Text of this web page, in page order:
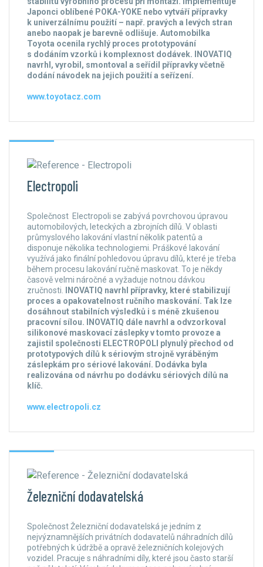
Japonci oblíbené POKA-YOKE nebo vytváří přípravky
k univerzálnímu použití – např. pravých a levých stran
anebo naopak je barevně odlišuje. Automobilka
Toyota ocenila rychlý proces prototypování
s dodáním vzorků i komplexnost dodávek. INOVATIQ
navrhl, vyrobil, smontoval a seřídil přípravky včetně
dodání návodek na jejich použití a seřízení.
www.toyotacz.com
Electropoli
Společnost Electropoli se zabývá povrchovou úpravou
automobilových, leteckých a zbrojních dílů. V oblasti
průmyslového lakování vlastní několik patentů a
disponuje několika technologiemi. Práškové lakování
využívá jako finální pohledovou úpravu dílů, které je třeba
během procesu lakování ručně maskovat. To je někdy
časově velmi náročné a vyžaduje notnou dávkou
zručnosti.
INOVATIQ navrhl přípravky, které stabilizují
proces a opakovatelnost ručního maskování. Tak lze
dosáhnout stabilních výsledků i s méně zkušenou
pracovní sílou. INOVATIQ dále navrhl a odvzorkoval
silikonové maskovací záslepky v tomto provoze a
zajistil společnosti ELECTROPOLI plynulý přechod od
prototypových dílů k sériovým strojně vyráběným
záslepkám pro sériové lakování. Dodávka byla
realizována od návrhu po dodávku sériových dílů na
klíč.
www.electropoli.cz
Železniční dodavatelská
Společnost Železniční dodavatelská je jedním z
nejvýznamnějších privátních dodavatelů náhradních dílů
potřebných k údržbě a opravě železničních kolejových
vozidel. Pracuje s náhradními díly, které jsou často starší